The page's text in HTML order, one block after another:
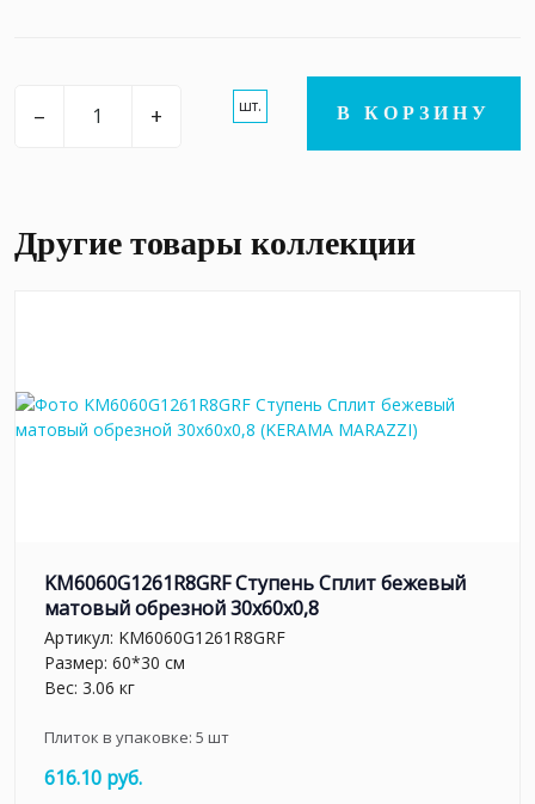
– + шт. В КОРЗИНУ
Другие товары коллекции
KM6060G1261R8GRF Ступень Сплит бежевый
матовый обрезной 30x60x0,8
Артикул: KM6060G1261R8GRF
Размер: 60*30 см
Вес: 3.06 кг
Плиток в упаковке: 5 шт
616.10 руб.